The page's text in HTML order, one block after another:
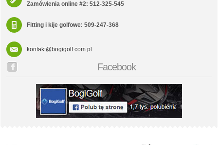
Zamówienia online #2: 512-325-545
Fitting i kije golfowe: 509-247-368
kontakt@bogigolf.com.pl
Facebook